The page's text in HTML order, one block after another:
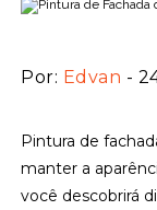
Por: Edvan -
Pintura de
manter a
você descobrirá